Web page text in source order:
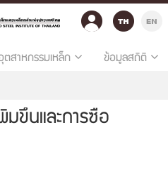
สาหกรรมเหล็ก ข้อมูลสถิติ
มขึ้นและการซื้อ